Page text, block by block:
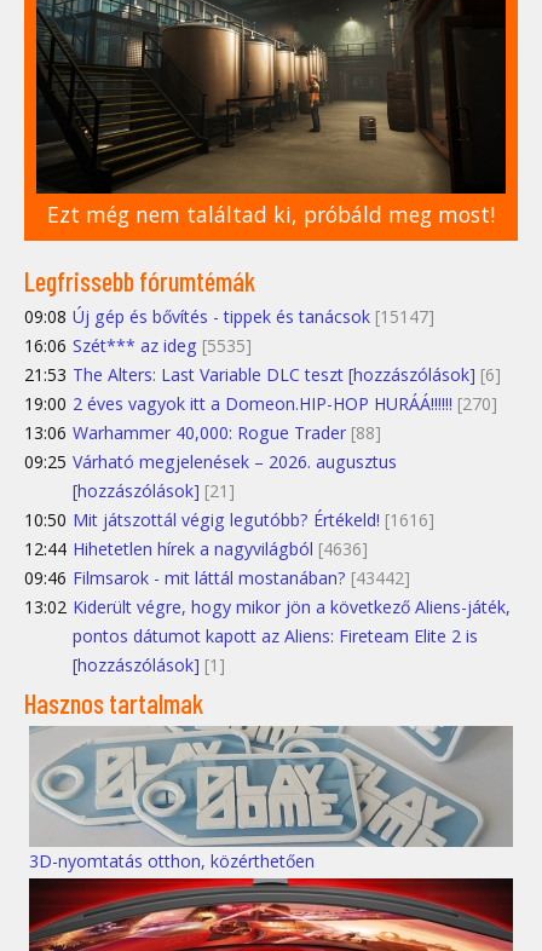
Ezt még nem találtad ki, próbáld meg most!
Legfrissebb fórumtémák
09:08 Új gép és bővítés - tippek és tanácsok [15147]
16:06 Szét*** az ideg [5535]
21:53 The Alters: Last Variable DLC teszt [hozzászólások] [6]
19:00 2 éves vagyok itt a Domeon.HIP-HOP HURÁÁ!!!!!! [270]
13:06 Warhammer 40,000: Rogue Trader [88]
09:25 Várható megjelenések – 2026. augusztus
[hozzászólások] [21]
10:50 Mit játszottál végig legutóbb? Értékeld! [1616]
12:44 Hihetetlen hírek a nagyvilágból [4636]
09:46 Filmsarok - mit láttál mostanában? [43442]
13:02 Kiderült végre, hogy mikor jön a következő Aliens-játék,
pontos dátumot kapott az Aliens: Fireteam Elite 2 is
[hozzászólások] [1]
Hasznos tartalmak
3D-nyomtatás otthon, közérthetően